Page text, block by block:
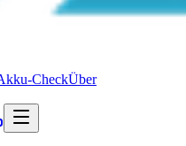
CheckÜber